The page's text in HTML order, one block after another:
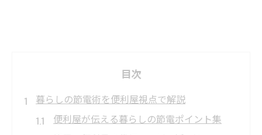
目次
暮らしの節電術を便利屋視点で解説
便利屋が伝える暮らしの節電ポイント集